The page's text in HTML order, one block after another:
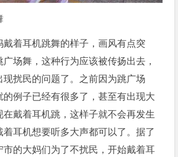
戴着耳机跳舞的样子，画风有点突
场舞，这种行为应该被传扬出去，
现扰民的问题了。之前因为跳广场
的例子已经有很多了，甚至有出现大
在戴着耳机跳，这样子就不会再发生
着耳机想要听多大声都可以了。据了
市的大妈们为了不扰民，开始戴着耳